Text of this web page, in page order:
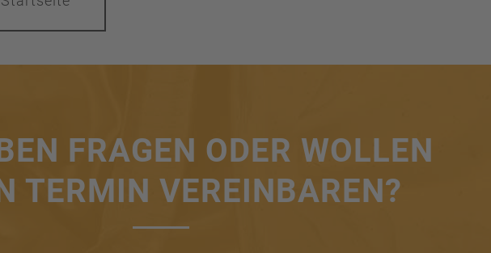
FRAGEN ODER WOLLEN
TERMIN VEREINBAREN?